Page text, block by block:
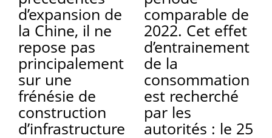
d’expansion de
la Chine, il ne
repose pas
principalement
sur une
frénésie de
construction
d’infrastructure
comparable de
2022. Cet effet
d’entrainement
de la
consommation
est recherché
par les
autorités : le 25